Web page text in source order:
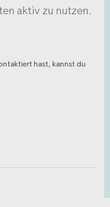
aktiv zu nutzen.
hast, kannst du